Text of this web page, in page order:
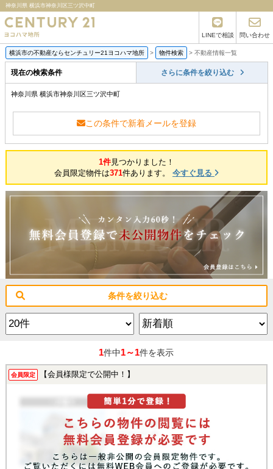
神奈川県 横浜市神奈川区三ツ沢中町
LINEで相談 問い合わせ
横浜市の不動産ならセンチュリー21ヨコハマ地所 > 物件検索 > 不動産情報一覧
現在の検索条件 さらに条件を絞り込む
神奈川県 横浜市神奈川区三ツ沢中町
この条件で新着メールを登録
1件見つかりました！
会員限定物件は371件あります。 今すぐ見る
条件を絞り込む
1件中1～1件を表示
会員限定 【会員様限定で公開中！】